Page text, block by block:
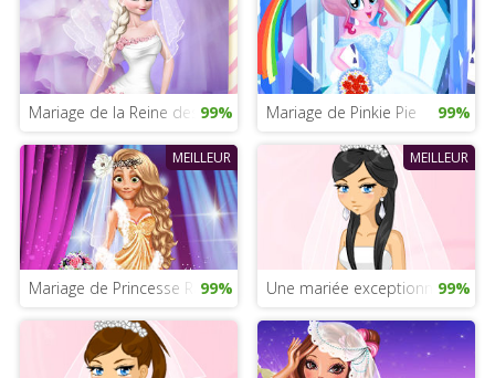
Mariage de la Reine des Neiges
99% Mariage de Pinkie Pie 99%
MEILLEUR
Mariage de Princesse Raiponce
99%
MEILLEUR
Une mariée exceptionnelle
99%